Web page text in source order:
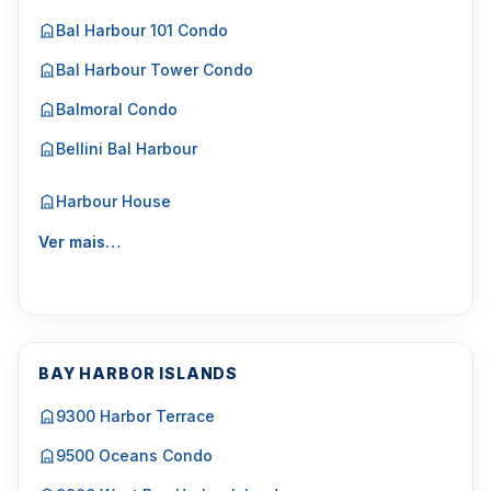
Bal Harbour 101 Condo
Bal Harbour Tower Condo
Balmoral Condo
Bellini Bal Harbour
Harbour House
Ver mais…
BAY HARBOR ISLANDS
9300 Harbor Terrace
9500 Oceans Condo